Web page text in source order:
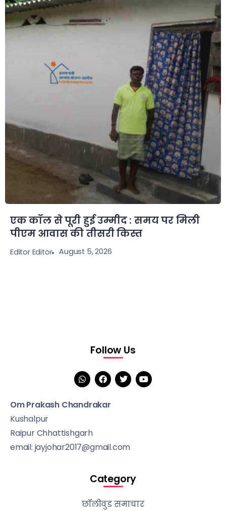
एक कॉल से पूरी हुई उम्मीद : समय पर मिली
पीएम आवास की तीसरी किस्त
Editor Editor August 5, 2026
Follow Us
Om Prakash Chandrakar
Kushalpur
Raipur Chhattishgarh
email: jayjohar2017@gmail.com
Category
छॉलीवुड समाचार